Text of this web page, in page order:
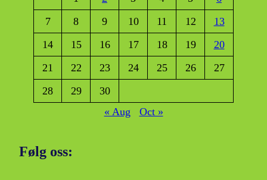
7
8 9 10 11 12
13
14
15 16 17 18 19
20
21
22 23 24 25 26
27
28
29
30
« Aug
Oct »
Følg oss: